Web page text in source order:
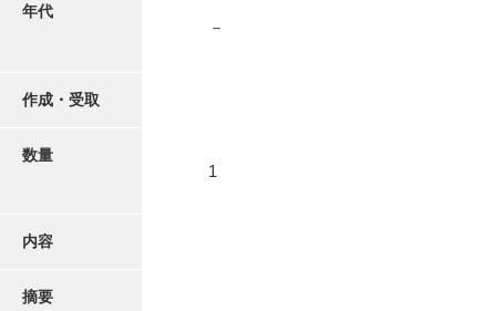
年代
－
作成・受取
数量
1
内容
摘要